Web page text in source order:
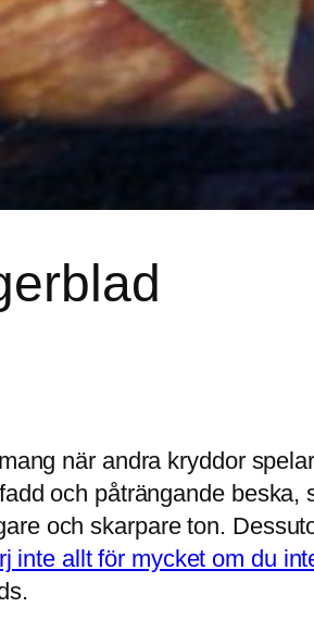
när andra kryddor
och påträngande
och skarpare ton.
inte allt för mycket om du